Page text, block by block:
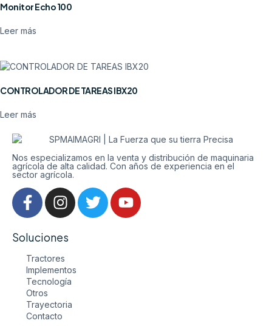
Monitor Echo 100
Leer más
CONTROLADOR DE TAREAS IBX20
Leer más
Nos especializamos en la venta y distribución de maquinaria
agrícola de alta calidad. Con años de experiencia en el
sector agrícola.
Soluciones
Tractores
Implementos
Tecnología
Otros
Trayectoria
Contacto